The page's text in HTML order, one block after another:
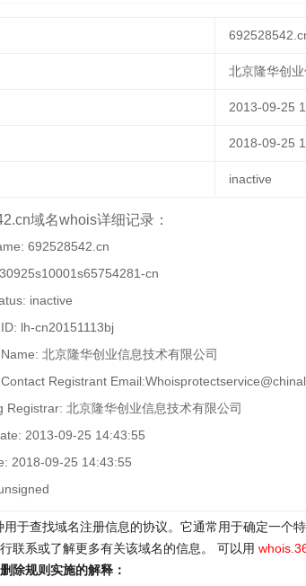
北京隆华创
2013-09-25
2018-09-25
inactive
域名whois详细记录：
692528542.cn
cn
inactive
lh-cn20151113bj
北京隆华创业信息技术有限公司
Registrant
Registrar: 北京隆华创业信息技术有限公司
2013-09-25 14:43:55
2018-09-25 14:43:55
用于查找域名注册信息的协议。它通常用于确定一个
联系或了解更多有关该域名的信息。 可以用
除规则实施的解释：